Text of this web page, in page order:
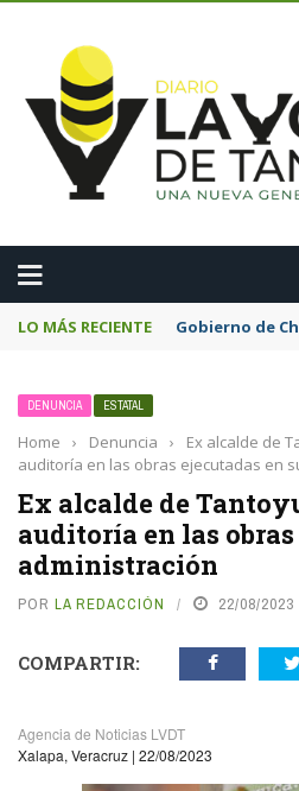
LO MÁS RECIENTE Gobierno de
DENUNCIA ESTATAL
Home › Denuncia ›
Ex alcalde de
auditoría en las obras ejecutadas en
Ex alcalde de
auditoría en las
administración
POR LA REDACCIÓN 22/08/2023
COMPARTIR:
Agencia de Noticias LVDT
Xalapa, Veracruz | 22/08/2023